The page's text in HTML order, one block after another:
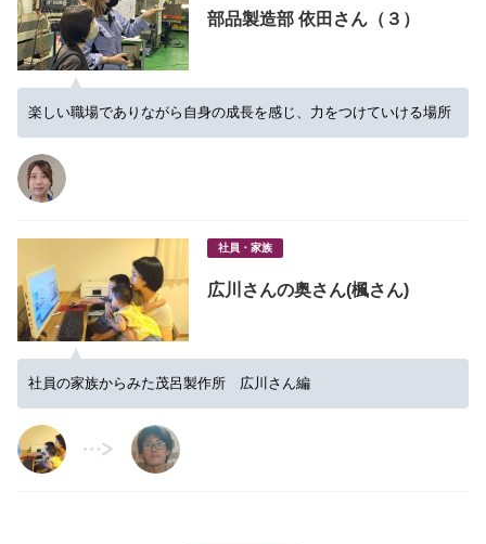
部品製造部 依田さん（３）
楽しい職場でありながら自身の成長を感じ、力をつけていける場所
社員・家族
広川さんの奥さん(楓さん)
社員の家族からみた茂呂製作所 広川さん編